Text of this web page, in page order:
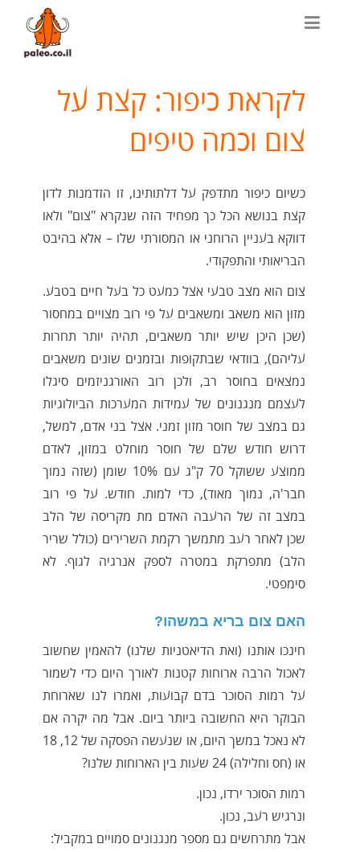
לקראת כיפור: קצת על
צום וכמה טיפים
כשיום כיפור מתדפק על דלתותינו, זו הזדמנות לדון
קצת בנושא הכל כך מפחיד הזה שנקרא "צום" ולאו
דווקא בעניין הרוחני או המסורתי שלו – אלא בהיבט
הבריאותי והתפקודי.
צום הוא מצב טבעי אצל כמעט כל בעל חיים בטבע.
מזון הוא משאב ומשאבים על פי רוב מצויים במחסור
(שכן היכן שיש יותר משאבים, תהיה יותר תחרות
עליהם), בוודאי שבתקופות ובזמנים שונים משאבים
נמצאים בחוסר רב, ולכן רוב האורגניזמים סיגלו
לעצמם מנגנונים של עמידות המערכות הביולוגיות
גם במצב של חוסר מזון זמני. אצל בני אדם, למשל,
דרוש חודש שלם של חוסר מוחלט במזון, לאדם
ממוצע ששוקל 70 ק"ג עם 10% שומן (שזה נמוך
חבר'ה, נמוך מאוד), כדי למות. חודש. על פי רוב
במצב זה של הרעבה האדם מת מקריסה של הלב
שכן לאחר רעב מתמשך רקמת השרירים (כולל שריר
הלב) מתפרקת במטרה לספק אנרגיה לגוף. לא
סימפטי.
האם צום בריא במשהו?
חינכו אותנו (ואת הדיאטניות שלנו) להאמין שחשוב
לאכול הרבה ארוחות קטנות לאורך היום כדי לשמור
על רמות הסוכר בדם קבועות, ואמרו לנו שארוחת
הבוקר היא החשובה ביותר ביום. אבל מה יקרה אם
לא נאכל במשך היום, או שנעשה הפסקה של 12, 18
או (חס וחלילה) 24 שעות בין הארוחות שלנו?
רמות הסוכר ירדו, נכון.
ונרגיש רעב, נכון.
אבל מתרחשים גם מספר מנגנונים סמויים במקביל: